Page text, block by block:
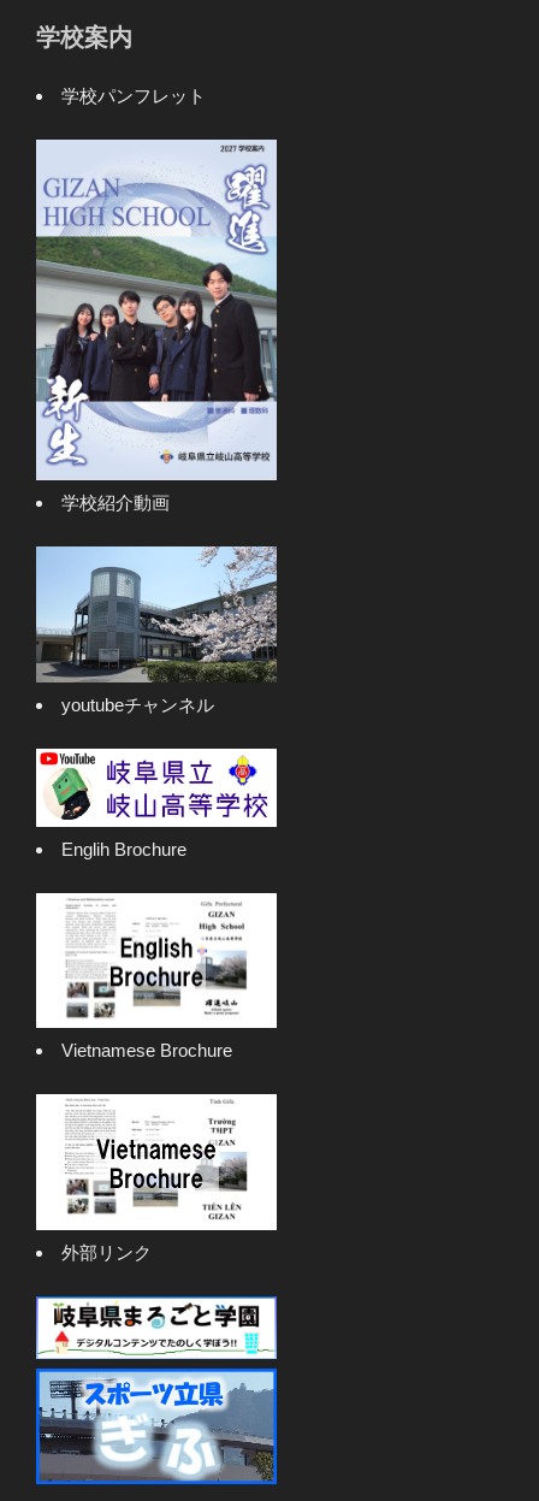
学校案内
学校パンフレット
学校紹介動画
youtubeチャンネル
Englih Brochure
Vietnamese Brochure
外部リンク